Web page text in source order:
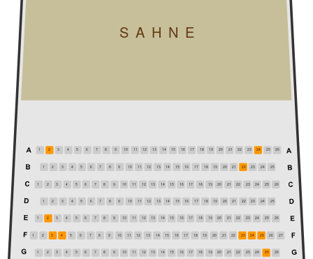
SAHNE
1 2 3 4 5 6 7 8 9 10 11 12 13 14 15 16 17 18 19 20 21 22 23 24 25 26
1 2 3 4 5 6 7 8 9 10 11 12 13 14 15 16 17 18 19 20 21 22 23 24 25 26
1 2 3 4 5 6 7 8 9 10 11 12 13 14 15 16 17 18 19 20 21 22 23 24 25 26
1 2 3 4 5 6 7 8 9 10 11 12 13 14 15 16 17 18 19 20 21 22 23 24 25 26
1 2 3 4 5 6 7 8 9 10 11 12 13 14 15 16 17 18 19 20 21 22 23 24 25 26 27
1 2 3 4 5 6 7 8 9 10 11 12 13 14 15 16 17 18 19 20 21 22 23 24 25
1 2 3 4 5 6 7 8 9 10 11 12 13 14 15 16 17 18 19 20 21 22 23 24 25